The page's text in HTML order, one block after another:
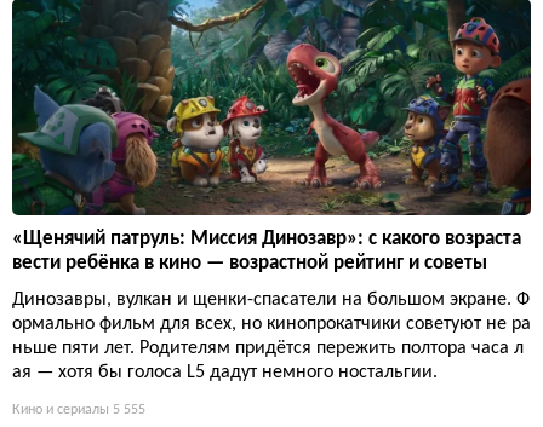
«Щенячий патруль: Миссия Динозавр»: с какого возраста
вести ребёнка в кино — возрастной рейтинг и советы
Динозавры, вулкан и щенки-спасатели на большом экране. Ф
ормально фильм для всех, но кинопрокатчики советуют не ра
ньше пяти лет. Родителям придётся пережить полтора часа л
ая — хотя бы голоса L5 дадут немного ностальгии.
Кино и сериалы 5 555